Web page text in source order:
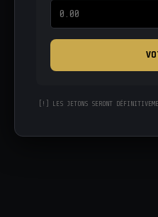
[!] LES JETONS SERONT